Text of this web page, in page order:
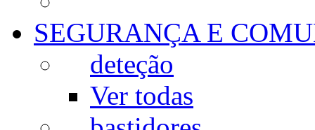
SEGURANÇA E
deteção
Ver todas